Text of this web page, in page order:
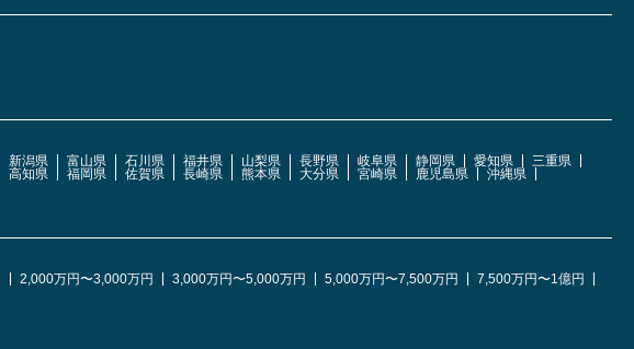
新潟県 富山県 石川県 福井県 山梨県 長野県 岐阜県 静岡県 愛知県
三重県
高知県 福岡県 佐賀県 長崎県 熊本県 大分県 宮崎県 鹿児島県 沖縄県
2,000万円〜3,000万円 3,000万円〜5,000万円 5,000万円〜7,500万円
7,500万円〜1億円